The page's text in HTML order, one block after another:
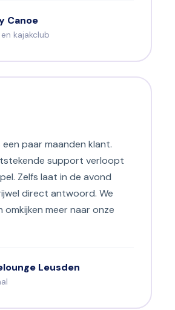
Canoe
kajakclub
een paar maanden klant.
support verloopt
Zelfs laat in de avond
direct antwoord. We
omkijken meer naar onze
Leusden